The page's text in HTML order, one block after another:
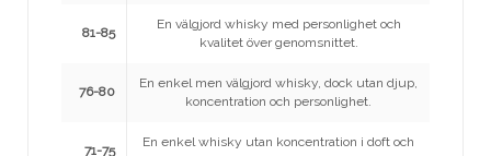
81-85
En välgjord whisky med personlighet och
kvalitet över genomsnittet.
76-80
En enkel men välgjord whisky, dock utan djup,
koncentration och personlighet.
71-75
En enkel whisky utan koncentration i doft och